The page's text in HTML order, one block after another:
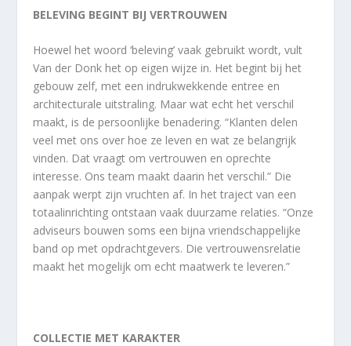
BELEVING BEGINT BIJ VERTROUWEN
Hoewel het woord ‘beleving’ vaak gebruikt wordt, vult
Van der Donk het op eigen wijze in. Het begint bij het
gebouw zelf, met een indrukwekkende entree en
architecturale uitstraling. Maar wat echt het verschil
maakt, is de persoonlijke benadering. “Klanten delen
veel met ons over hoe ze leven en wat ze belangrijk
vinden. Dat vraagt om vertrouwen en oprechte
interesse. Ons team maakt daarin het verschil.” Die
aanpak werpt zijn vruchten af. In het traject van een
totaalinrichting ontstaan vaak duurzame relaties. “Onze
adviseurs bouwen soms een bijna vriendschappelijke
band op met opdrachtgevers. Die vertrouwensrelatie
maakt het mogelijk om echt maatwerk te leveren.”
COLLECTIE MET KARAKTER